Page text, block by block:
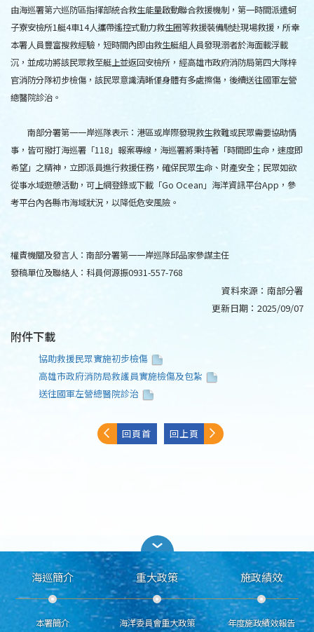
由海巡署第六巡防區指揮部統合救生能量啟動聯合救援機制，第一時間派遣蚵
子寮安檢所1艇4車14人攜帶遙控式動力救生圈等救援裝備馳赴現場救援，所幸
本署人員豐富搜救經驗，短時間內即由救生艇組人員發現溺者於海面載浮載
沉，並成功將該民眾救至艇上並返回安檢所，經高雄市政府消防局第四大隊梓
官消防分隊初步檢傷，該民眾意識清晰僅身體有多處擦傷，後續送往國軍左營
總醫院診治。
南部分署第一一岸巡隊表示：港區或岸際發現救生救難或民眾需要協助情
事，皆可撥打海巡署「118」報案專線，海巡署將秉持著「時間即生命，速度即
希望」之精神，立即派員進行救援任務，確保民眾生命、財產安全；民眾如欲
從事水域遊憩活動，可上網登錄或下載「Go Ocean」海洋資訊平台App，參
考平台內各縣市海域狀況，以降低危安風險。
權責機關及發言人：南部分署第一一岸巡隊邱品家參謀主任
發稿單位及聯絡人：科員何源振0931-557-768
資料來源： 南部分署
更新日期： 2025/09/07
附件下載
協助救援民眾實施初步檢傷
高雄市政府消防局救護員實施檢傷及包紮
送往國軍左營總醫院診治
回頁首 回上頁
海巡簡介
本署簡介
重大政策
海洋委員會重大政策
施政績效
年度施政績效報告